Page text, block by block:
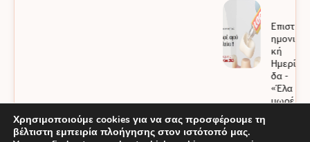
Επιστ
ημονι
κή
Ημερί
δα –
«Έλα
μωρέ,
Χρησιμοποιούμε cookies για να σας προσφέρουμε τη
βέλτιστη εμπειρία πλοήγησης στον ιστότοπό μας.